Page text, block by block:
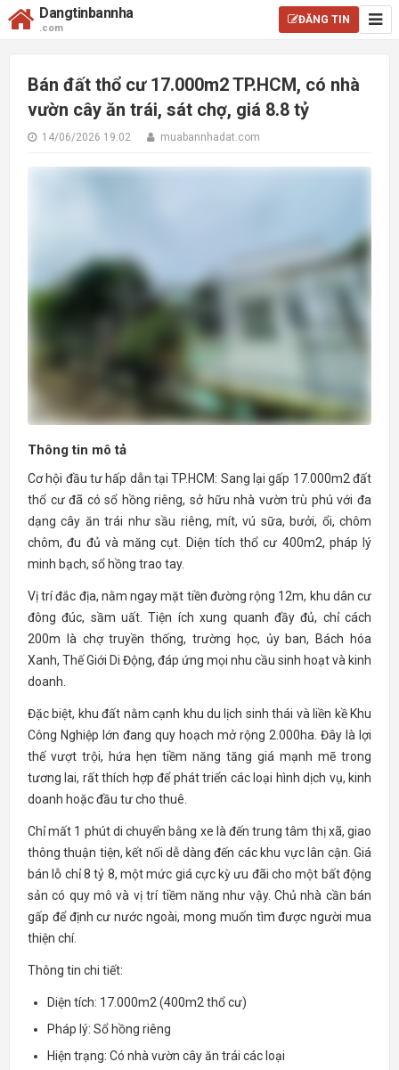
Dangtinbannha
.com
ĐĂNG TIN
Bán đất thổ cư 17.000m2 TP.HCM, có nhà
vườn cây ăn trái, sát chợ, giá 8.8 tỷ
14/06/2026 19:02 muabannhadat.com
Thông tin mô tả
Cơ hội đầu tư hấp dẫn tại TP.HCM: Sang lại gấp 17.000m2 đất
thổ cư đã có sổ hồng riêng, sở hữu nhà vườn trù phú với đa
dạng cây ăn trái như sầu riêng, mít, vú sữa, bưởi, ổi, chôm
chôm, đu đủ và măng cụt. Diện tích thổ cư 400m2, pháp lý
minh bạch, sổ hồng trao tay.
Vị trí đắc địa, nằm ngay mặt tiền đường rộng 12m, khu dân cư
đông đúc, sầm uất. Tiện ích xung quanh đầy đủ, chỉ cách
200m là chợ truyền thống, trường học, ủy ban, Bách hóa
Xanh, Thế Giới Di Động, đáp ứng mọi nhu cầu sinh hoạt và kinh
doanh.
Đặc biệt, khu đất nằm cạnh khu du lịch sinh thái và liền kề Khu
Công Nghiệp lớn đang quy hoạch mở rộng 2.000ha. Đây là lợi
thế vượt trội, hứa hẹn tiềm năng tăng giá mạnh mẽ trong
tương lai, rất thích hợp để phát triển các loại hình dịch vụ, kinh
doanh hoặc đầu tư cho thuê.
Chỉ mất 1 phút di chuyển bằng xe là đến trung tâm thị xã, giao
thông thuận tiện, kết nối dễ dàng đến các khu vực lân cận. Giá
bán lỗ chỉ 8 tỷ 8, một mức giá cực kỳ ưu đãi cho một bất động
sản có quy mô và vị trí tiềm năng như vậy. Chủ nhà cần bán
gấp để định cư nước ngoài, mong muốn tìm được người mua
thiện chí.
Thông tin chi tiết:
Diện tích: 17.000m2 (400m2 thổ cư)
Pháp lý: Sổ hồng riêng
Hiện trạng: Có nhà vườn cây ăn trái các loại